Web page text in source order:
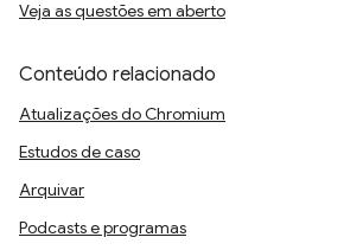
Veja as questões em aberto
Conteúdo relacionado
Atualizações do Chromium
Estudos de caso
Arquivar
Podcasts e programas